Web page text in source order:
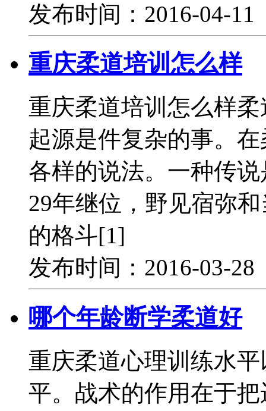
发布时间：2016-04-
重庆柔道培训怎么样
重庆柔道培训怎么样
起源是件复杂的事。
各样的说法。一种传
29年继位，野见宿弥
的格斗[1]
发布时间：2016-03-
哪个年龄断学柔道好
重庆柔道心理训练水
平。战术的作用在于